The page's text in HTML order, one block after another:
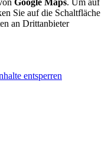
Google Maps. Um auf
Sie auf die Schaltfläche
an Drittanbieter
entsperren